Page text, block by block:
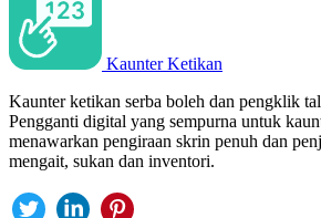
Kaunter Ketikan
Kaunter ketikan serba boleh dan pengklik
Pengganti digital yang sempurna untuk
menawarkan pengiraan skrin penuh dan
mengait, sukan dan inventori.